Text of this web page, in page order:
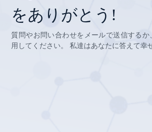
をありがとう!
質問やお問い合わせをメールで送信する
用してください。 私達はあなたに答えて幸